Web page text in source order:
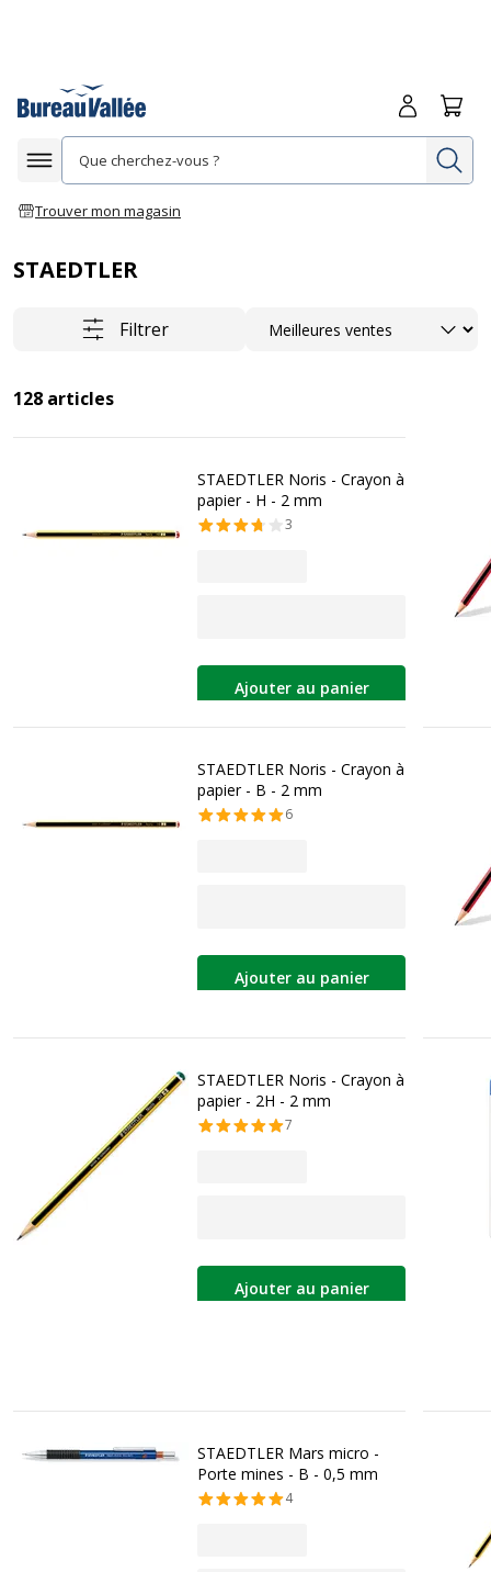
Afficher la navigation
Trouver mon magasin
Me
STAEDTLER
Filtrer Trier
128 articles
STAEDTLER Noris - Crayon à
papier - H - 2 mm
3
Ajouter au panier
STAEDTLER Noris - Crayon à
papier - B - 2 mm
6
Ajouter au panier
STAEDTLER Noris - Crayon à
papier - 2H - 2 mm
7
Ajouter au panier
STAEDTLER Mars micro -
Porte mines - B - 0,5 mm
4